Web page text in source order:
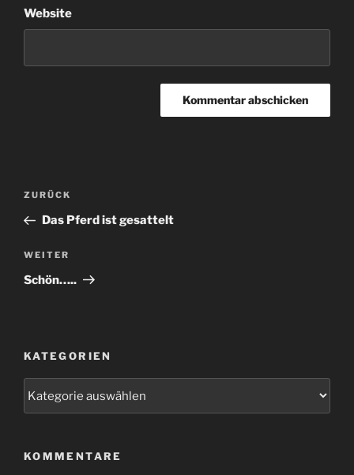
Website
Beitragsnavigation
Vorheriger
Beitrag
ZURÜCK
Das Pferd ist gesattelt
Nächster
Beitrag
WEITER
Schön…..
KATEGORIEN
KOMMENTARE